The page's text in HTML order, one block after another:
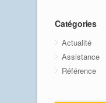
Catégories
Actualité
Assistance
Référence